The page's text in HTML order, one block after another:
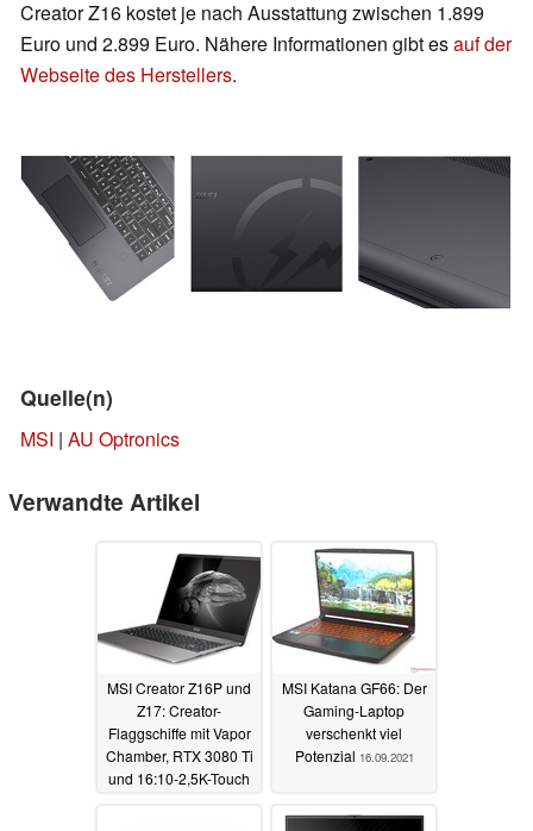
Creator Z16 kostet je nach Ausstattung zwischen 1.899
Euro und 2.899 Euro. Nähere Informationen gibt esauf der
Webseite des Herstellers.
Quelle(n)
MSI | AU Optronics
Verwandte Artikel
MSI Creator Z16P und
Z17: Creator-
Flaggschiffe mit Vapor
Chamber, RTX 3080 Ti
und 16:10-2,5K-Touch
MSI Katana GF66: Der
Gaming-Laptop
verschenkt viel
Potenzial 16.09.2021